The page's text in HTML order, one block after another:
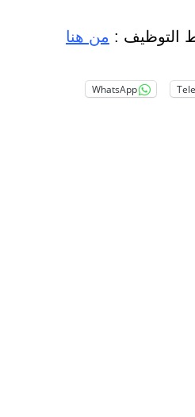
التوظيف : من هنا
WhatsApp